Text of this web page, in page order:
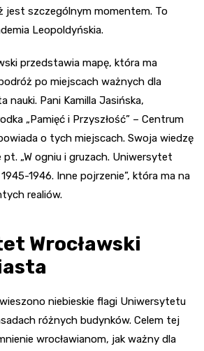
jest szczególnym momentem. To
Leopoldyńskia.
przedstawia mapę, która ma
po miejscach ważnych dla
nauki. Pani Kamilla Jasińska,
„Pamięć i Przyszłość” – Centrum
o tych miejscach. Swoja wiedzę
pt. „W ogniu i gruzach. Uniwersytet
1946. Inne pojrzenie”, która ma na
realiów.
Wrocławski
niebieskie flagi Uniwersytetu
różnych budynków. Celem tej
wrocławianom, jak ważny dla